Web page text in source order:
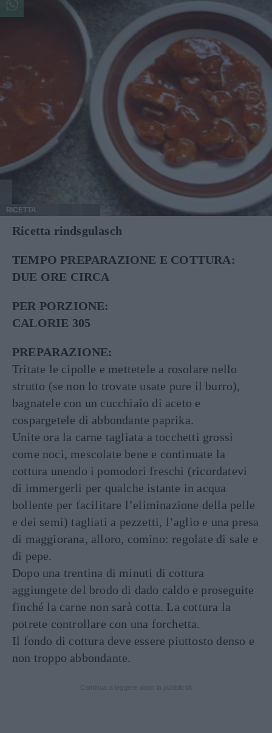
RICETTA
Ricetta rindsgulasch
TEMPO PREPARAZIONE E COTTURA:
DUE ORE CIRCA
PER PORZIONE:
CALORIE 305
PREPARAZIONE:
Tritate le cipolle e mettetele a rosolare nello
strutto (se non lo trovate usate pure il burro),
bagnatele con un cucchiaio di aceto e
cospargetele di abbondante paprika.
Unite ora la carne tagliata a tocchetti grossi
come noci, mescolate bene e continuate la
cottura unendo i pomodori freschi (ricordatevi
di immergerli per qualche istante in acqua
bollente per facilitare l’eliminazione della pelle
e dei semi) tagliati a pezzetti, l’aglio e una presa
di maggiorana, alloro, comino: regolate di sale e
di pepe.
Dopo una trentina di minuti di cottura
aggiungete del brodo di dado caldo e proseguite
finché la carne non sarà cotta. La cottura la
potrete controllare con una forchetta.
Il fondo di cottura deve essere piuttosto denso e
non troppo abbondante.